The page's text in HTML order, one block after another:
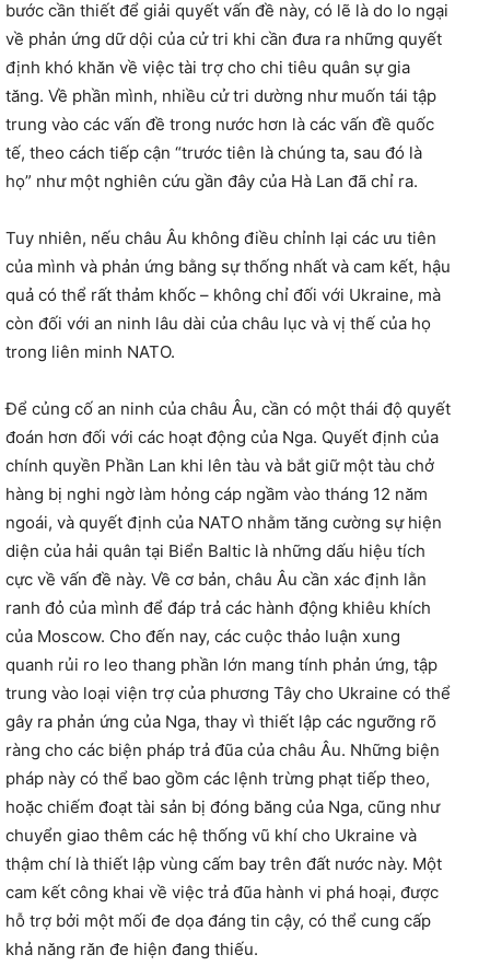
bước cần thiết để giải quyết vấn đề này, có lẽ là do lo ngại
về phản ứng dữ dội của cử tri khi cần đưa ra những quyết
định khó khăn về việc tài trợ cho chi tiêu quân sự gia
tăng. Về phần mình, nhiều cử tri dường như muốn tái tập
trung vào các vấn đề trong nước hơn là các vấn đề quốc
tế, theo cách tiếp cận “trước tiên là chúng ta, sau đó là
họ” như một nghiên cứu gần đây của Hà Lan đã chỉ ra.
Tuy nhiên, nếu châu Âu không điều chỉnh lại các ưu tiên
của mình và phản ứng bằng sự thống nhất và cam kết, hậu
quả có thể rất thảm khốc – không chỉ đối với Ukraine, mà
còn đối với an ninh lâu dài của châu lục và vị thế của họ
trong liên minh NATO.
Để củng cố an ninh của châu Âu, cần có một thái độ quyết
đoán hơn đối với các hoạt động của Nga. Quyết định của
chính quyền Phần Lan khi lên tàu và bắt giữ một tàu chở
hàng bị nghi ngờ làm hỏng cáp ngầm vào tháng 12 năm
ngoái, và quyết định của NATO nhằm tăng cường sự hiện
diện của hải quân tại Biển Baltic là những dấu hiệu tích
cực về vấn đề này. Về cơ bản, châu Âu cần xác định lằn
ranh đỏ của mình để đáp trả các hành động khiêu khích
của Moscow. Cho đến nay, các cuộc thảo luận xung
quanh rủi ro leo thang phần lớn mang tính phản ứng, tập
trung vào loại viện trợ của phương Tây cho Ukraine có thể
gây ra phản ứng của Nga, thay vì thiết lập các ngưỡng rõ
ràng cho các biện pháp trả đũa của châu Âu. Những biện
pháp này có thể bao gồm các lệnh trừng phạt tiếp theo,
hoặc chiếm đoạt tài sản bị đóng băng của Nga, cũng như
chuyển giao thêm các hệ thống vũ khí cho Ukraine và
thậm chí là thiết lập vùng cấm bay trên đất nước này. Một
cam kết công khai về việc trả đũa hành vi phá hoại, được
hỗ trợ bởi một mối đe dọa đáng tin cậy, có thể cung cấp
khả năng răn đe hiện đang thiếu.